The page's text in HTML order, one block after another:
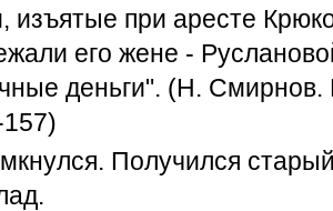
изъятые при аресте
его жене -
деньги". (Н.
Получился